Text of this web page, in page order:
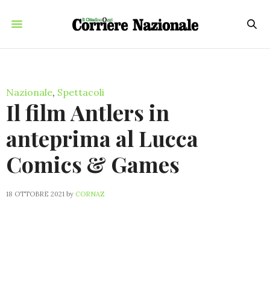
Nazionale, Spettacoli
Il film Antlers in
anteprima al Lucca
Comics & Games
18 OTTOBRE 2021 by CORNAZ